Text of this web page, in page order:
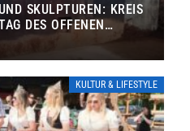
SKULPTUREN: KREIS
DES OFFENEN
KULTUR & LIFESTYLE